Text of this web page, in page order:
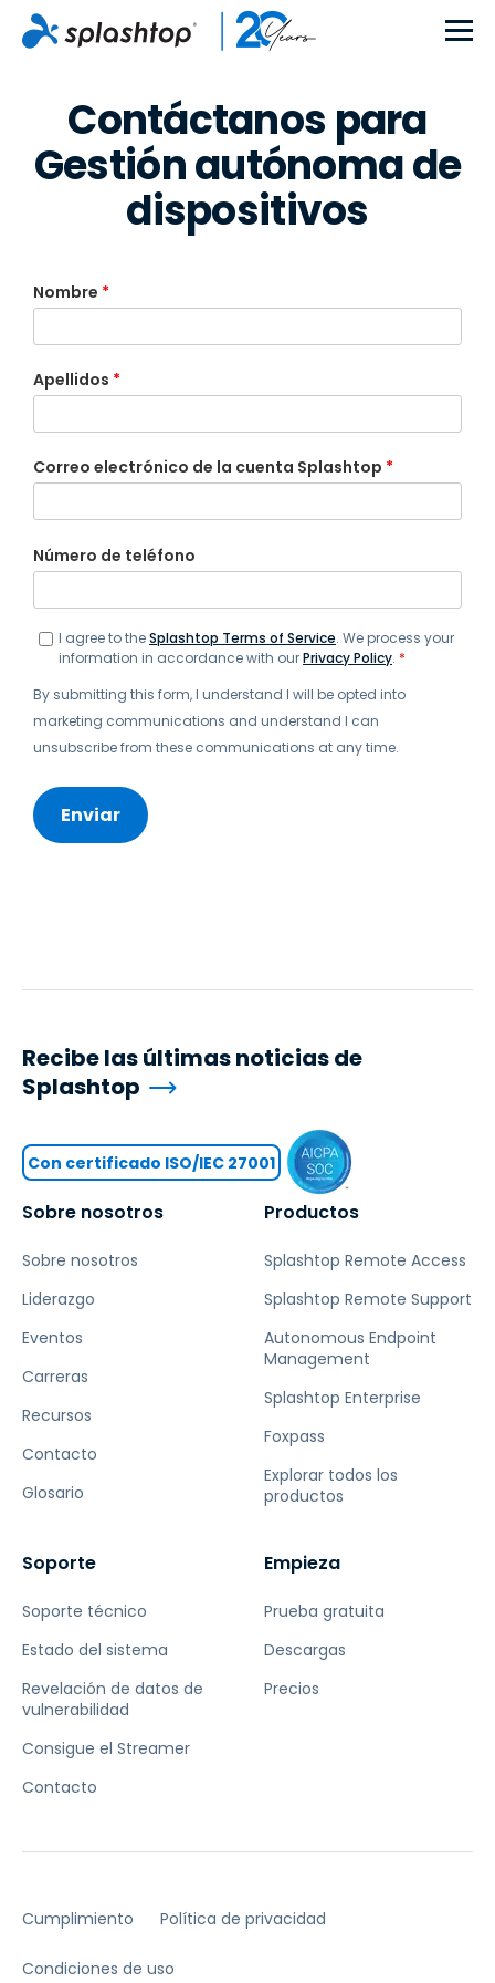
Contáctanos para
Gestión autónoma de
dispositivos
Nombre *
Apellidos *
Correo electrónico de la cuenta Splashtop *
Número de teléfono
I agree to theSplashtop Terms of Service. We process your
information in accordance with ourPrivacy Policy. *
By submitting this form, I understand I will be opted into
marketing communications and understand I can
unsubscribe from these communications at any time.
Sobre nosotros
Sobre nosotros
Liderazgo
Eventos
Carreras
Recursos
Contacto
Glosario
Productos
Splashtop Remote Access
Splashtop Remote Support
Autonomous Endpoint
Management
Splashtop Enterprise
Foxpass
Explorar todos los
productos
Soporte
Soporte técnico
Estado del sistema
Revelación de datos de
vulnerabilidad
Consigue el Streamer
Contacto
Empieza
Prueba gratuita
Descargas
Precios
Recibe las últimas noticias de
Splashtop
Con certificado ISO/IEC 27001
Cumplimiento Política de privacidad
Condiciones de uso